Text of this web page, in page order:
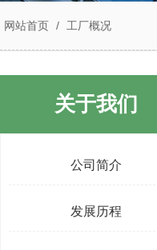
网站首页 / 工厂概况
关于我们
公司简介
发展历程